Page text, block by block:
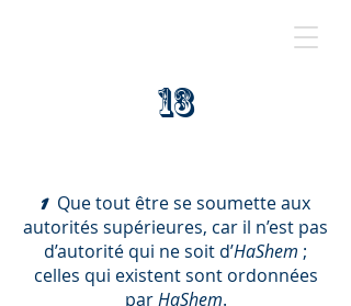
13
1 Que tout être se soumette aux
autorités supérieures, car il n’est pas
d’autorité qui ne soit d’HaShem ;
celles qui existent sont ordonnées
parHaShem.